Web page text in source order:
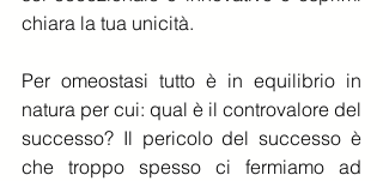
chiara la tua unicità.
Per omeostasi tutto è in equilibrio in
natura per cui: qual è il controvalore del
successo? Il pericolo del successo è
che troppo spesso ci fermiamo ad